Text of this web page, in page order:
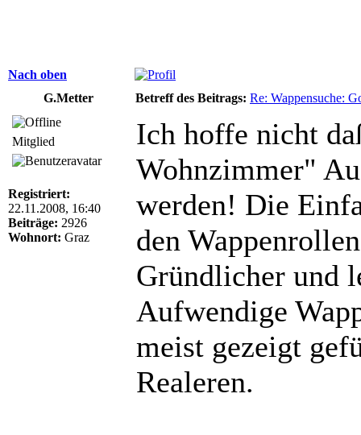
Nach oben
G.Metter
Betreff des Beitrags: Re: Wappensuche:
Mitglied
Registriert:
22.11.2008, 16:40
Beiträge: 2926
Wohnort: Graz
Ich hoffe nicht
Wohnzimmer"
werden! Die
den
Gründlicher und
Aufwendige
meist gezeigt
Realeren.